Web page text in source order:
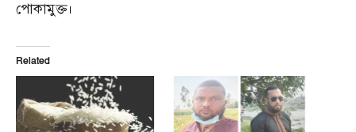
পোকামুক্ত।
Related